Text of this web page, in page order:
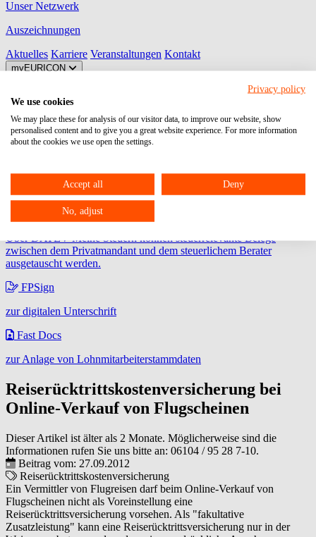
Unser Netzwerk
Auszeichnungen
Aktuelles Karriere Veranstaltungen Kontakt
myEURICON
Ihre Plattform zum Austausch von Dokumenten, Aufgaben,
Freigaben und Unterhaltungen mit uns!
Ihr Programm für den Beleg-, Daten- und Dokumentenaustausch
zwischen Unternehmen und steuerlichem Berater.
Meine Steuern
Über DATEV Meine Steuern können steuerrelevante Belege
zwischen dem Privatmandant und dem steuerlichem Berater
ausgetauscht werden.
FPSign
zur digitalen Unterschrift
Fast Docs
zur Anlage von Lohnmitarbeiterstammdaten
Reiserücktrittskostenversicherung bei
Online-Verkauf von Flugscheinen
Dieser Artikel ist älter als 2 Monate. Möglicherweise sind die
Informationen rufen Sie uns bitte an: 06104 / 95 28 7-10.
Beitrag vom: 27.09.2012
Reiserücktrittskostenversicherung
Ein Vermittler von Flugreisen darf beim Online-Verkauf von
Flugscheinen nicht als Voreinstellung eine
Reiserücktrittsversicherung vorsehen. Als "fakultative
Zusatzleistung" kann eine Reiserücktrittsversicherung nur in der
Privacy policy
We use cookies
We may place these for analysis of our visitor data, to improve our website, show
personalised content and to give you a great website experience. For more information
about the cookies we use open the settings.
Accept all Deny
No, adjust